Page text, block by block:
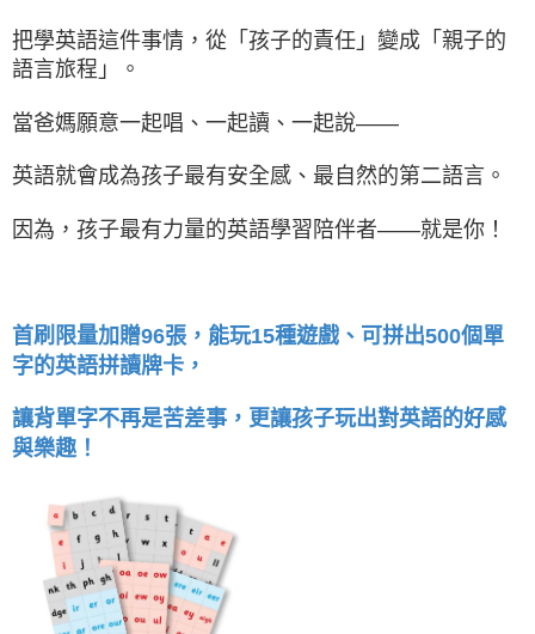
把學英語這件事情，從「孩子的責任」變成「親子的
語言旅程」。
當爸媽願意一起唱、一起讀、一起說——
英語就會成為孩子最有安全感、最自然的第二語言。
因為，孩子最有力量的英語學習陪伴者——就是你！
首刷限量加贈96張，能玩15種遊戲、可拼出500個單
字的英語拼讀牌卡，
讓背單字不再是苦差事，更讓孩子玩出對英語的好感
與樂趣！